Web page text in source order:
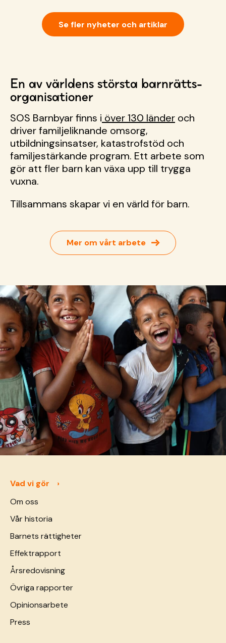
via din mobil – autogiromedgivandet har SOS
Barnbyars logotyp Du kan känna dig trygg som
nybliven fadder &hellip; <a href="https://sos-
Se fler nyheter och artiklar
En av världens största barnrätts­
organisationer
SOS Barnbyar finns i över 130 länder och
driver familjeliknande omsorg,
utbildningsinsatser, katastrofstöd och
familjestärkande program. Ett arbete som
gör att fler barn kan växa upp till trygga
vuxna.
Tillsammans skapar vi en värld för barn.
Mer om vårt arbete →
Vad vi gör
Om oss
Vår historia
Barnets rättigheter
Effektrapport
Årsredovisning
Övriga rapporter
Opinionsarbete
Press